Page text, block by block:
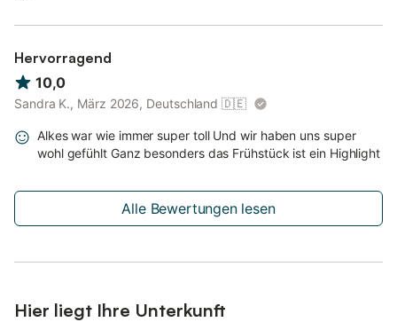
Hervorragend
10,0
Sandra K., März 2026, Deutschland 🇩🇪
Alkes war wie immer super toll Und wir haben uns super
wohl gefühlt Ganz besonders das Frühstück ist ein Highlight
Alle Bewertungen lesen
Hier liegt Ihre Unterkunft